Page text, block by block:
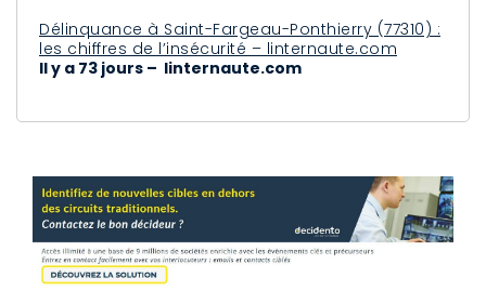
Délinquance à Saint-Fargeau-Ponthierry (77310) :
les chiffres de l’insécurité – linternaute.com
Il y a 73 jours – linternaute.com